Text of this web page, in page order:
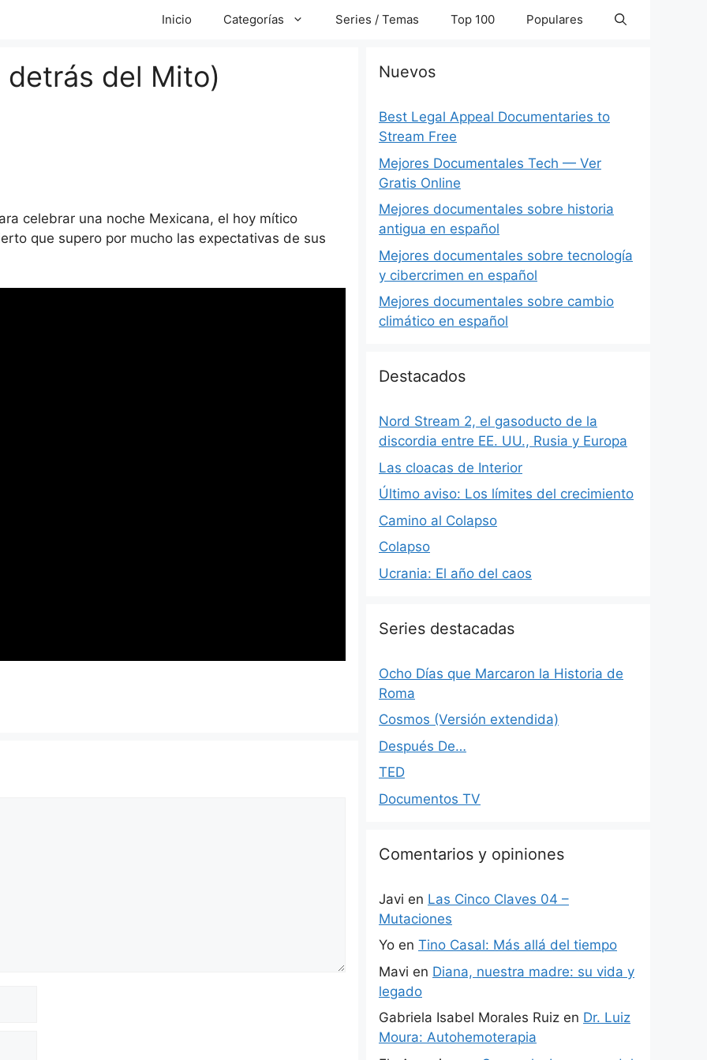
Inicio Categorías Series / Temas Top 100 Populares
detrás del Mito)
celebrar una noche Mexicana, el hoy mítico
que supero por mucho las expectativas de sus
Nuevos
Best Legal Appeal Documentaries to
Stream Free
Mejores Documentales Tech — Ver
Gratis Online
Mejores documentales sobre historia
antigua en español
Mejores documentales sobre tecnología
y cibercrimen en español
Mejores documentales sobre cambio
climático en español
Destacados
Nord Stream 2, el gasoducto de la
discordia entre EE. UU., Rusia y Europa
Las cloacas de Interior
Último aviso: Los límites del crecimiento
Camino al Colapso
Colapso
Ucrania: El año del caos
Series destacadas
Ocho Días que Marcaron la Historia de
Roma
Cosmos (Versión extendida)
Después De…
TED
Documentos TV
Comentarios y opiniones
Javi en Las Cinco Claves 04 –
Mutaciones
Yo en Tino Casal: Más allá del tiempo
Mavi en Diana, nuestra madre: su vida y
legado
Gabriela Isabel Morales Ruiz en Dr. Luiz
Moura: Autohemoterapia